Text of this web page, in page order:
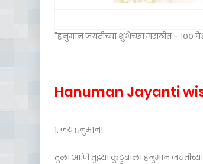
"हनुमान जयंतीच्या शुभेच्छा मराठीत – १००
Hanuman Jayanti
1. जय हनुमान!
तुला आणि तुझ्या कुटुंबाला हनुमान जयंतीच्या